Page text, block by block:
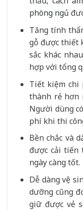
phòng ngủ
Tăng tính
gỗ được thiết
sắc khác
hợp với tổng
Tiết kiệm chi
thành rẻ hơn
Người dùng
phí khi thi
Bền chắc và
được cải tiến
ngày càng tốt.
Dễ dàng vệ
dưỡng cũng
giữ được vẻ